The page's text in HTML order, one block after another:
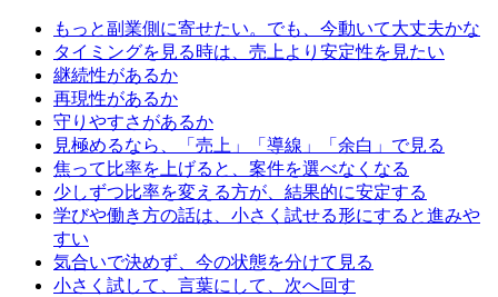
もっと副業側に寄せたい。でも、今動いて大丈夫かな
タイミングを見る時は、売上より安定性を見たい
継続性があるか
再現性があるか
守りやすさがあるか
見極めるなら、「売上」「導線」「余白」で見る
焦って比率を上げると、案件を選べなくなる
少しずつ比率を変える方が、結果的に安定する
学びや働き方の話は、小さく試せる形にすると進みや
すい
気合いで決めず、今の状態を分けて見る
小さく試して、言葉にして、次へ回す